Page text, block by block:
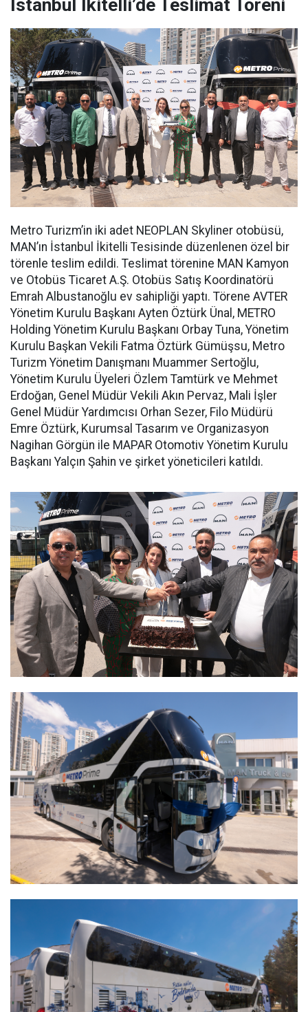
İstanbul İkitelli’de Teslimat Töreni
Metro Turizm’in iki adet NEOPLAN Skyliner otobüsü,
MAN’ın İstanbul İkitelli Tesisinde düzenlenen özel bir
törenle teslim edildi. Teslimat törenine MAN Kamyon
ve Otobüs Ticaret A.Ş. Otobüs Satış Koordinatörü
Emrah Albustanoğlu ev sahipliği yaptı. Törene AVTER
Yönetim Kurulu Başkanı Ayten Öztürk Ünal, METRO
Holding Yönetim Kurulu Başkanı Orbay Tuna, Yönetim
Kurulu Başkan Vekili Fatma Öztürk Gümüşsu, Metro
Turizm Yönetim Danışmanı Muammer Sertoğlu,
Yönetim Kurulu Üyeleri Özlem Tamtürk ve Mehmet
Erdoğan, Genel Müdür Vekili Akın Pervaz, Mali İşler
Genel Müdür Yardımcısı Orhan Sezer, Filo Müdürü
Emre Öztürk, Kurumsal Tasarım ve Organizasyon
Nagihan Görgün ile MAPAR Otomotiv Yönetim Kurulu
Başkanı Yalçın Şahin ve şirket yöneticileri katıldı.